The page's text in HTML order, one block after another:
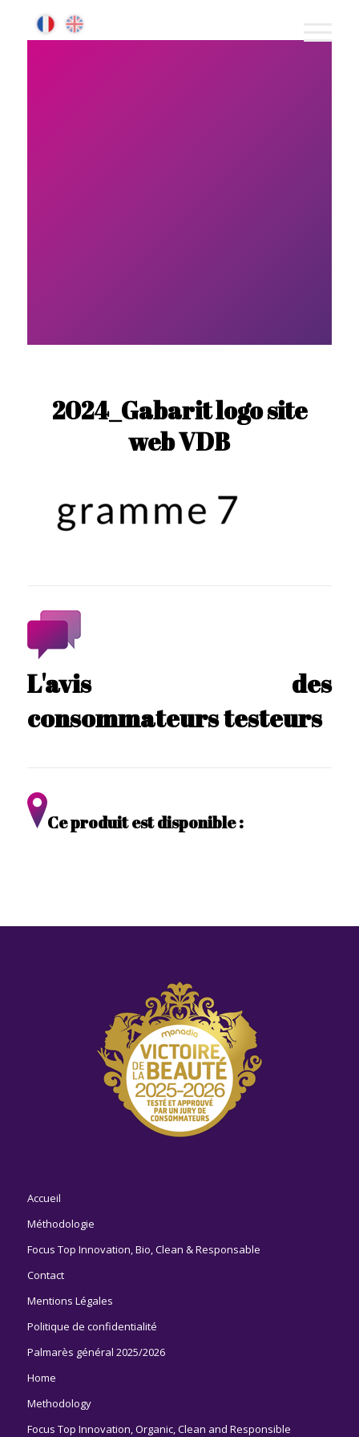
2024_Gabarit logo site
web VDB
L'avis des
consommateurs testeurs
Ce produit est disponible :
Accueil
Méthodologie
Focus Top Innovation, Bio, Clean & Responsable
Contact
Mentions Légales
Politique de confidentialité
Palmarès général 2025/2026
Home
Methodology
Focus Top Innovation, Organic, Clean and Responsible